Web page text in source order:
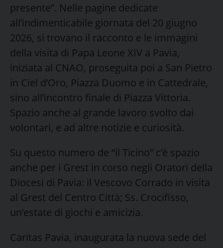
presente”. Nelle pagine dedicate
all’indimenticabile giornata del 20 giugno
2026, si trovano il racconto e le immagini
della visita di Papa Leone XIV a Pavia,
iniziata al CNAO, proseguita poi a San Pietro
in Ciel d’Oro, Piazza Duomo e in Cattedrale,
sino all’incontro finale di Piazza Vittoria.
Spazio anche al grande lavoro svolto dai
volontari, e ad altre notizie e curiosità.
Su questo numero de “il Ticino” c’è spazio
anche per i Grest in corso negli Oratori della
Diocesi di Pavia: il Vescovo Corrado in visita
al Grest del Centro Città; Ss. Crocifisso,
un’estate di giochi e amicizia.
Caritas Pavia, inaugurata la nuova sede del